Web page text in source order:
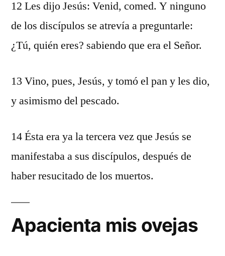
12 Les dijo Jesús: Venid, comed. Y ninguno
de los discípulos se atrevía a preguntarle:
¿Tú, quién eres? sabiendo que era el Señor.
13 Vino, pues, Jesús, y tomó el pan y les dio,
y asimismo del pescado.
14 Ésta era ya la tercera vez que Jesús se
manifestaba a sus discípulos, después de
haber resucitado de los muertos.
Apacienta mis ovejas